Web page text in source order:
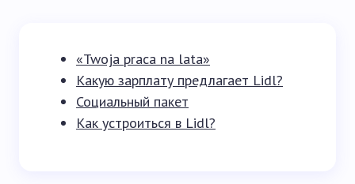
«Twoja praca na lata»
Какую зарплату предлагает Lidl?
Социальный пакет
Как устроиться в Lidl?